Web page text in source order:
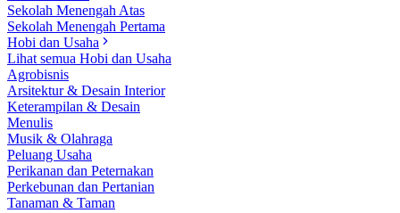
Sekolah Menengah Atas
Sekolah Menengah Pertama
Hobi dan Usaha
Lihat semua Hobi dan Usaha
Agrobisnis
Arsitektur & Desain Interior
Keterampilan & Desain
Menulis
Musik & Olahraga
Peluang Usaha
Perikanan dan Peternakan
Perkebunan dan Pertanian
Tanaman & Taman